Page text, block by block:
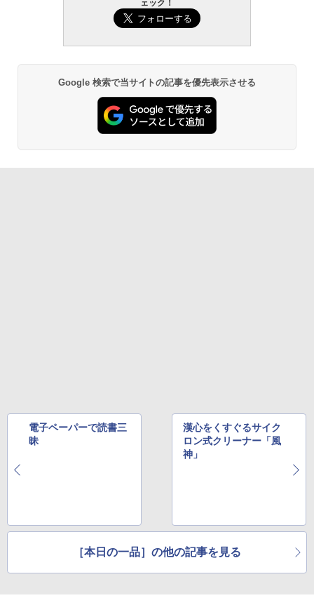
ェック！
Google 検索で当サイトの記事を優先表示させる
電子ペーパーで読書三
昧
漢心をくすぐるサイク
ロン式クリーナー「風
神」
［本日の一品］の他の記事を見る